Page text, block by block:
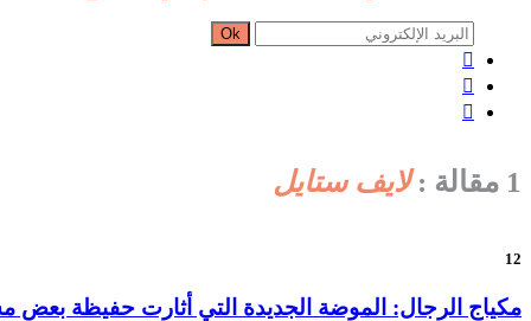
Ok



1 مقالة : لايف ستايل
12
مكياج الرجال: الموضة الجديدة التي أثارت حفيظة بعض